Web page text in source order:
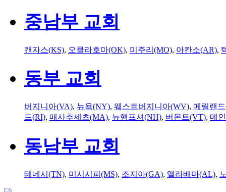
중남부 교회
캔자스(KS), 오클라호마(OK), 미주리(MO), 아칸소(AR),
동부 교회
버지니아(VA), 뉴욕(NY), 웨스트버지니아(WV), 메릴랜
드(RI), 매사추세츠(MA), 뉴햄프셔(NH), 버몬트(VT), 메
동남부 교회
테네시(TN), 미시시피(MS), 조지아(GA), 앨라배마(AL),